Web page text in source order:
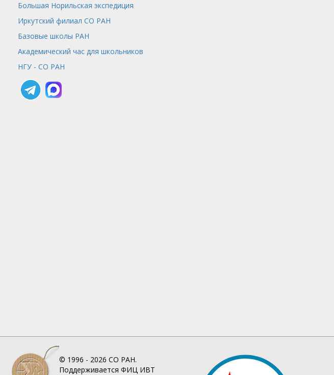
Большая Норильская экспедиция
Иркутский филиал СО РАН
Базовые школы РАН
Академический час для школьников
НГУ - СО РАН
© 1996 - 2026 СО РАН.
Поддерживается ФИЦ ИВТ